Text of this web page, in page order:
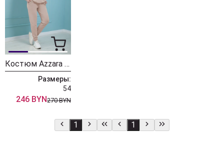
Костюм Azzara 741Б
Размеры:
54
246 BYN270 BYN
1 1